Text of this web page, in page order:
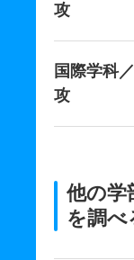
攻
国際学科
攻
他の学
を調べ